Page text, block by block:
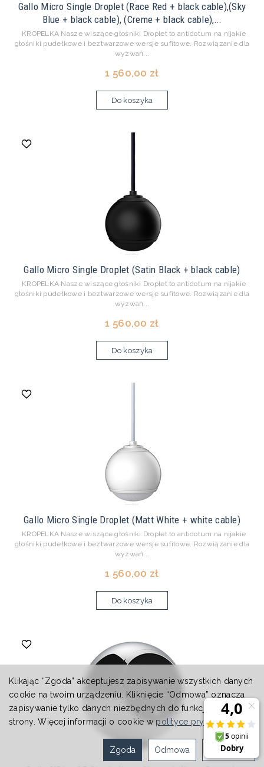
Gallo Micro Single Droplet (Race Red + black cable),(Sky
Blue + black cable), (Creme + black cable),...
KROPELKA Nasze wiszące głośniki Droplet to antidotum na nijakie
głośniki pudełkowe i beztwarzowe wersje sufitowe. Rozwiązanie dla
wyzwań...
1 560,00 zł
Do koszyka
Gallo Micro Single Droplet (Satin Black + black cable)
KROPELKA Nasze wiszące głośniki Droplet to antidotum na nijakie
głośniki pudełkowe i beztwarzowe wersje sufitowe. Rozwiązanie dla
wyzwań...
1 560,00 zł
Do koszyka
Gallo Micro Single Droplet (Matt White + white cable)
KROPELKA Nasze wiszące głośniki Droplet to antidotum na nijakie
głośniki pudełkowe i beztwarzowe wersje sufitowe. Rozwiązanie dla
wyzwań...
1 560,00 zł
Do koszyka
Klikając “Zgoda” akceptujesz zapisywanie wszystkich danych
cookie na twoim urządzeniu. Kliknięcie “Odmowa” oznacza
zapisywanie tylko danych niezbędnych do funkcjonowania
strony. Więcej informacji o cookie w polityce prywatności.
Ustawienia
Odmowa
Zgoda